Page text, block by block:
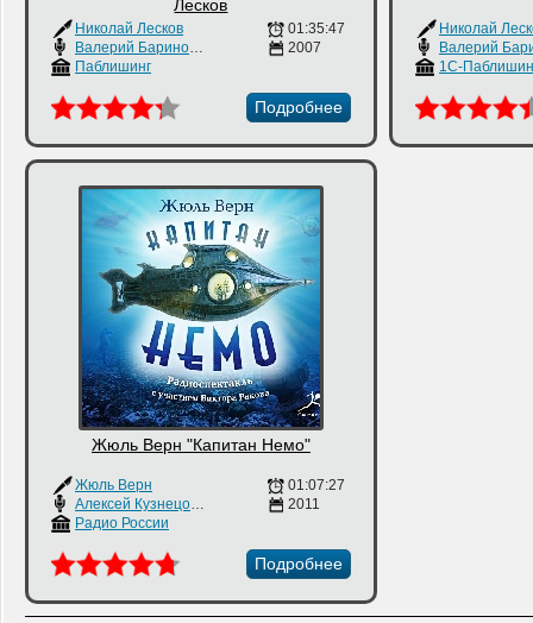
Лесков
Николай Лесков
Валерий Баринов
, Алексей Кузнецов
Владимир Гусев
Паблишинг
01:35:47
2007
Подробнее
Николай
1С-
Жюль Верн "Капитан Немо"
Жюль Верн
Алексей Кузнецов
, Сергей Смирнов,
Радио России
01:07:27
2011
Подробнее